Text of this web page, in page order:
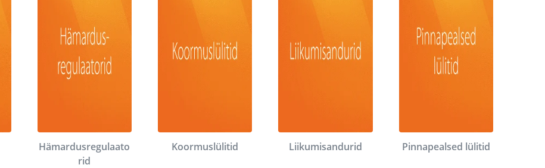
Hämardusregulaato
rid
Koormuslülitid Liikumisandurid Pinnapealsed lülitid